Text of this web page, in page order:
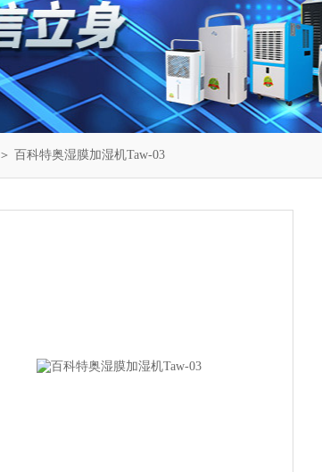
＞ 百科特奥湿膜加湿机Taw-03